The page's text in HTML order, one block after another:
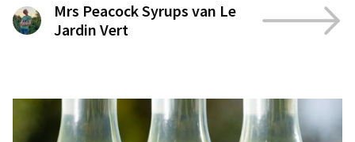
Mrs Peacock Syrups van Le
Jardin Vert